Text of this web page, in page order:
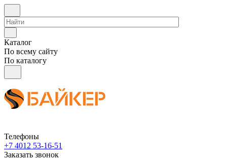
Каталог
По всему сайту
По каталогу
Телефоны
+7 4012 53-16-51
Заказать звонок